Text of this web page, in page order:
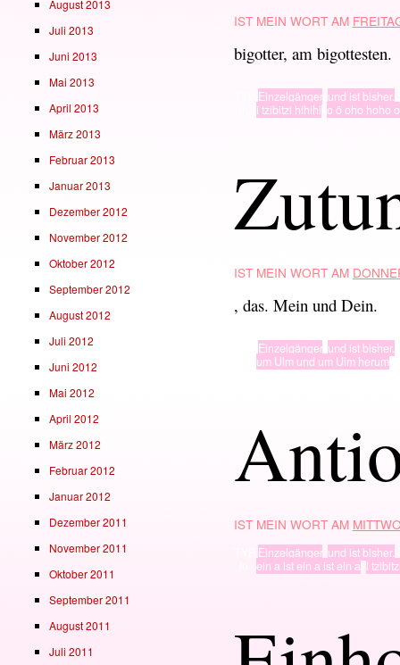
IST MEIN WORT AM
bigotter, am bigottesten.
Einzelgänger, und ist bisher.
i tzibitzi hihihi, o ö oho hoho
IST MEIN WORT AM
, das. Mein und Dein.
Einzelgänger, und ist bisher.
um Ulm und um Ulm herum
IST MEIN WORT AM
Einzelgänger, und ist bisher.
ein a ist ein a ist ein a,i
August 2013
Juli 2013
Juni 2013
Mai 2013
April 2013
März 2013
Februar 2013
Januar 2013
Dezember 2012
November 2012
Oktober 2012
September 2012
August 2012
Juli 2012
Juni 2012
Mai 2012
April 2012
März 2012
Februar 2012
Januar 2012
Dezember 2011
November 2011
Oktober 2011
September 2011
August 2011
Juli 2011